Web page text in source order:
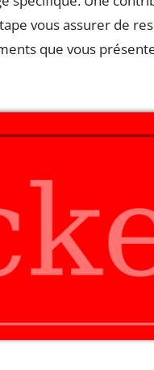
vous assurer de
que vous